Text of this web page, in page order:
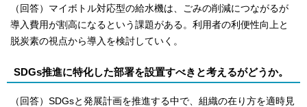
（回答）マイボトル対応型の給水機は、ごみの削減につながるが
導入費用が割高になるという課題がある。利用者の利便性向上と
脱炭素の視点から導入を検討していく。
SDGs推進に特化した部署を設置すべきと考えるがどうか。
（回答）SDGsと発展計画を推進する中で、組織の在り方を適時見